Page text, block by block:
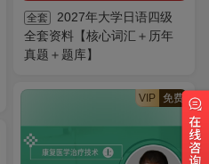
全套
2027年大学日语四级
全套资料【核心词汇＋历年
真题＋题库】
VIP 免费